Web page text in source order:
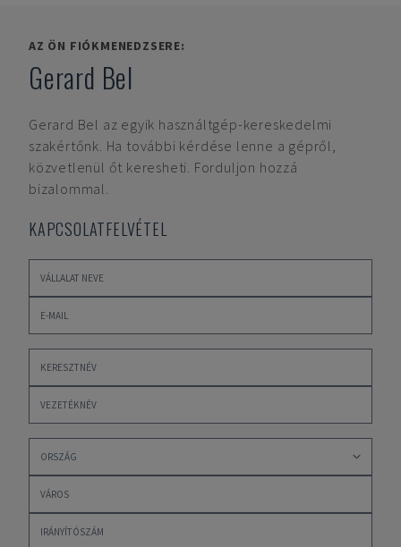
AZ ÖN FIÓKMENEDZSERE:
Gerard Bel
Gerard Bel az egyik használtgép-kereskedelmi
szakértőnk. Ha további kérdése lenne a gépről,
közvetlenül őt keresheti. Forduljon hozzá
bizalommal.
KAPCSOLATFELVÉTEL